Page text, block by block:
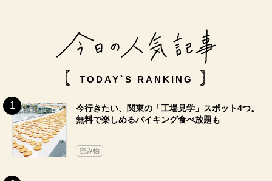
TODAY`S RANKING
今行きたい、関東の「工場見学」スポット4つ。
無料で楽しめるバイキング食べ放題も
読み物